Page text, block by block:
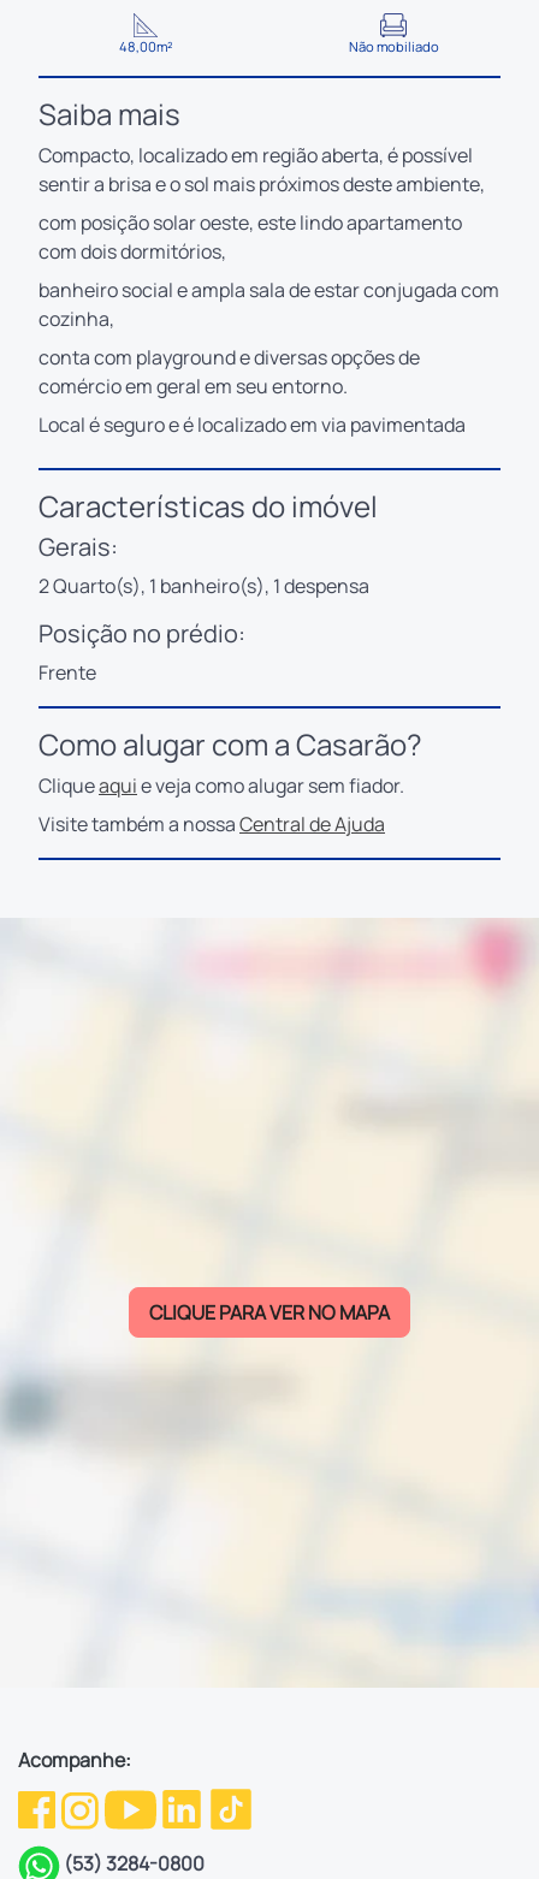
48,00m² Não mobiliado
Saiba mais
Compacto, localizado em região aberta, é possível
sentir a brisa e o sol mais próximos deste ambiente,
com posição solar oeste, este lindo apartamento
com dois dormitórios,
banheiro social e ampla sala de estar conjugada com
cozinha,
conta com playground e diversas opções de
comércio em geral em seu entorno.
Local é seguro e é localizado em via pavimentada
Características do imóvel
Gerais:
2 Quarto(s), 1 banheiro(s), 1 despensa
Posição no prédio:
Frente
Como alugar com a Casarão?
Cliqueaquie veja como alugar sem fiador.
Visite também a nossaCentral de Ajuda
CLIQUE PARA VER NO MAPA
Acompanhe:
(53) 3284-0800